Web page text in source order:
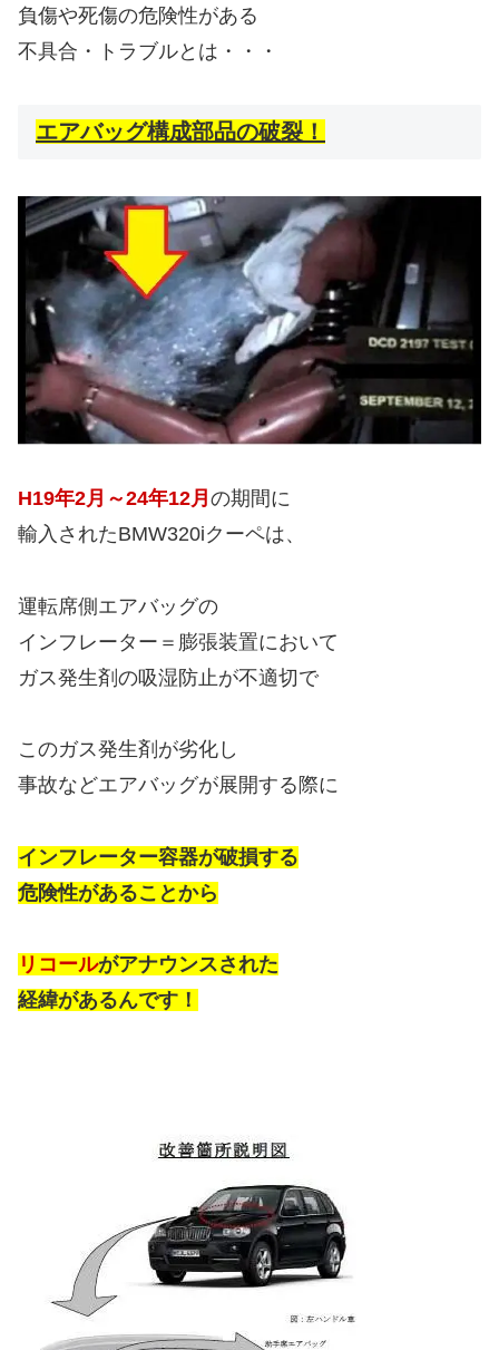
負傷や死傷の危険性がある
不具合・トラブルとは・・・
エアバッグ構成部品の破裂！
H19年2月～24年12月 の期間に
輸入されたBMW320iクーペは、
運転席側エアバッグの
インフレーター＝膨張装置において
ガス発生剤の吸湿防止が不適切で
このガス発生剤が劣化し
事故などエアバッグが展開する際に
インフレーター容器が破損する
危険性があることから
リコールがアナウンスされた
経緯があるんです！